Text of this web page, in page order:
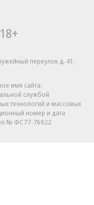
18+
переулок д. 41,
имя сайта:
службой
технологий и массовых
номер и дата
№ ФС77-76922